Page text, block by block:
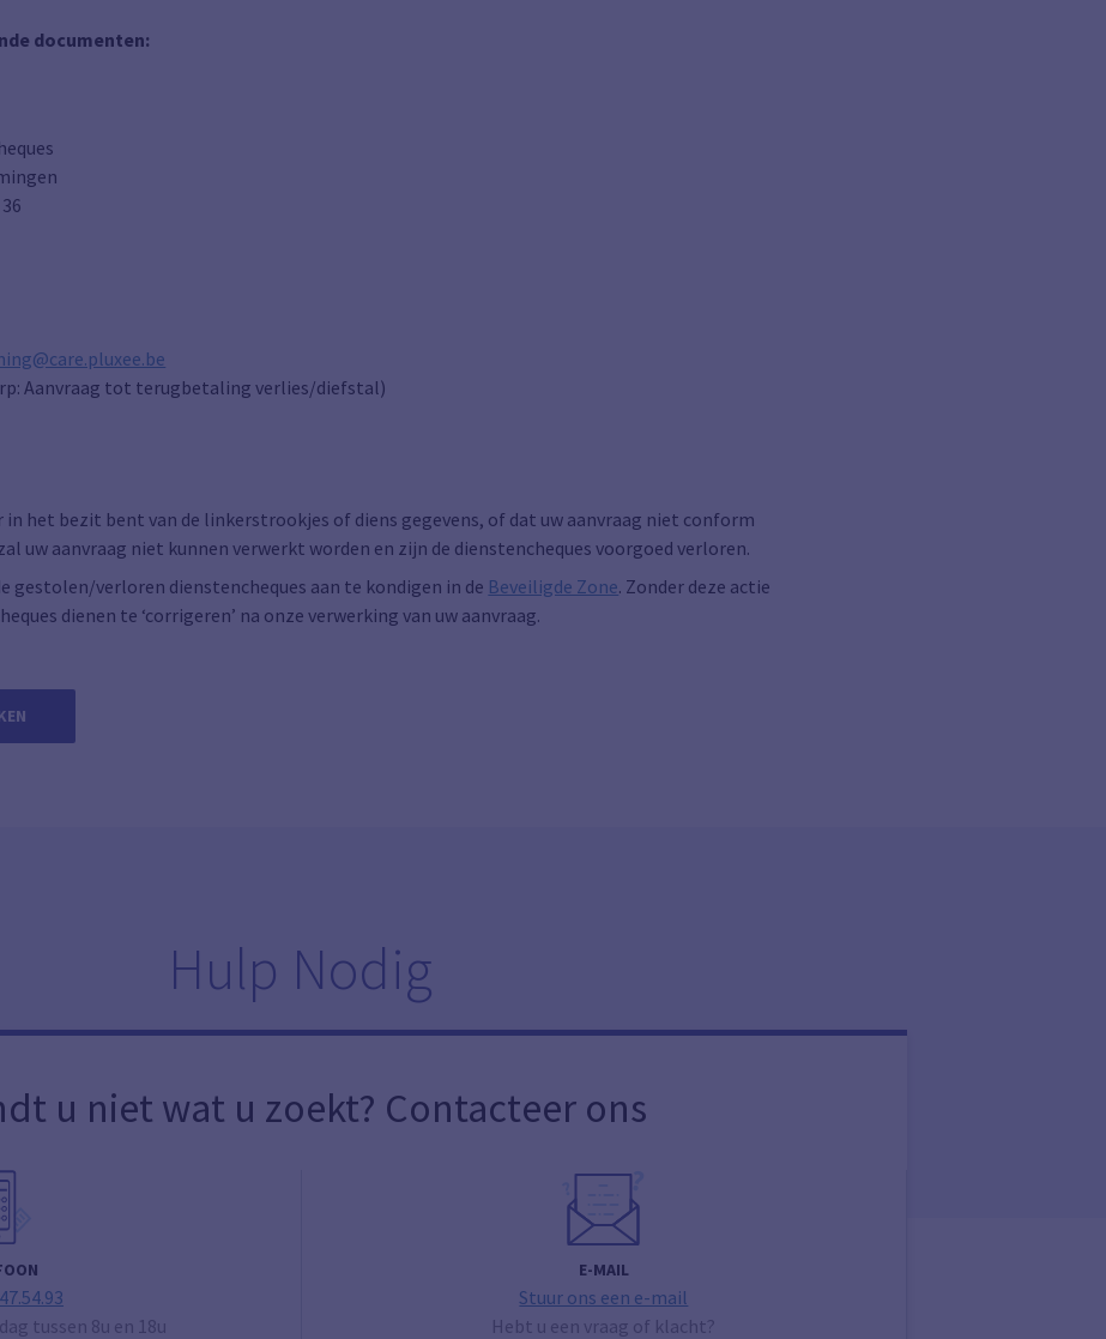
documenten:
Aanvraag tot terugbetaling verlies/diefstal)
in het bezit bent van de linkerstrookjes of diens gegevens, of dat uw aanvraag niet conform
uw aanvraag niet kunnen verwerkt worden en zijn de dienstencheques voorgoed verloren.
gestolen/verloren dienstencheques aan te kondigen in de Beveiligde Zone. Zonder deze actie
dienen te ‘corrigeren’ na onze verwerking van uw aanvraag.
Hulp Nodig
u niet wat u zoekt? Contacteer ons
tussen 8u en 18u
E-MAIL
Stuur ons een e-mail
Hebt u een vraag of klacht?